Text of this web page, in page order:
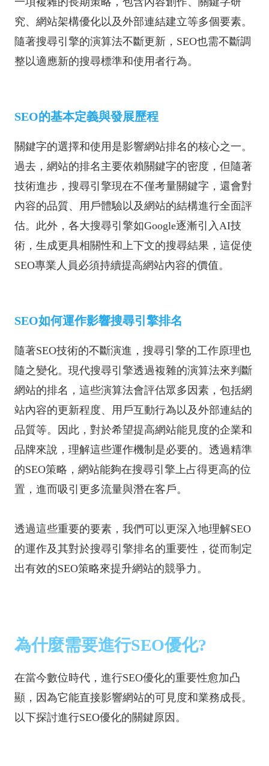
究、網站架構優化以及外部連結建立等多個要素。
隨著搜尋引擎的演算法不斷更新，SEO也需不斷調
整以適應新的搜尋標準和使用者行為。
SEO的基本定義與發展歷程
關鍵字的選擇和使用是影響網站排名的核心之一。
過去，網站的排名主要依賴關鍵字的密度，但隨著
技術進步，搜尋引擎現在不僅考量關鍵字，還會對
內容的品質、用戶體驗以及網站的結構進行全面評
估。此外，各大搜尋引擎如Google逐漸引入AI技
術，生成更具相關性和上下文的搜尋結果，這促使
SEO專業人員必須持續提高網站內容的價值。
SEO如何運作影響搜尋引擎排名
隨著SEO技術的不斷演進，搜尋引擎的工作原理也
隨之變化。現代搜尋引擎透過複雜的演算法來判斷
網站的排名，這些演算法會評估眾多因素，包括網
站內容的更新程度、用戶互動行為以及外部連結的
品質等。因此，對於希望提高網站能見度的企業和
品牌來說，理解這些運作機制是必要的。透過精準
的SEO策略，網站能夠在搜尋引擎上占得更高的位
置，進而吸引更多流量與潛在客戶。
透過這些重要的要素，我們可以更深入地理解SEO
的運作及其對於搜尋引擎排名的重要性，從而制定
出有效的SEO策略來提升網站的競爭力。
為什麼需要進行SEO優化?
在當今數位時代，進行SEO優化的重要性愈加凸
顯，因為它能直接影響網站的可見度和業務成長。
以下探討進行SEO優化的關鍵原因。